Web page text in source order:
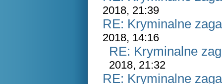
2018, 21:39
RE: Kryminalne
2018, 14:16
RE: Kryminalne
2018, 21:32
RE: Kryminalne